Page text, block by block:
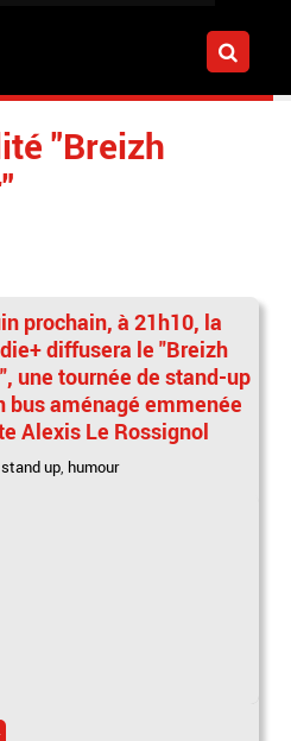
"Breizh
prochain, à 21h10, la
diffusera le "Breizh
une tournée de stand-up
bus aménagé emmenée
Alexis Le Rossignol
stand up, humour